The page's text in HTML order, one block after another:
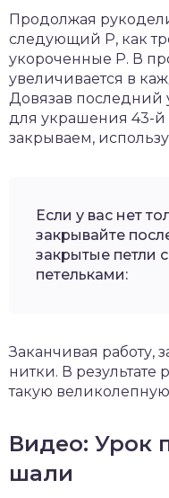
Продолжая
следующий Р, как
укороченные Р. В
увеличивается в
Довязав последний
для украшения 43-
закрываем,
Если у вас нет
закрывайте
закрытые петли
петельками:
Заканчивая работу,
нитки. В результате
такую
Видео: Урок
шали